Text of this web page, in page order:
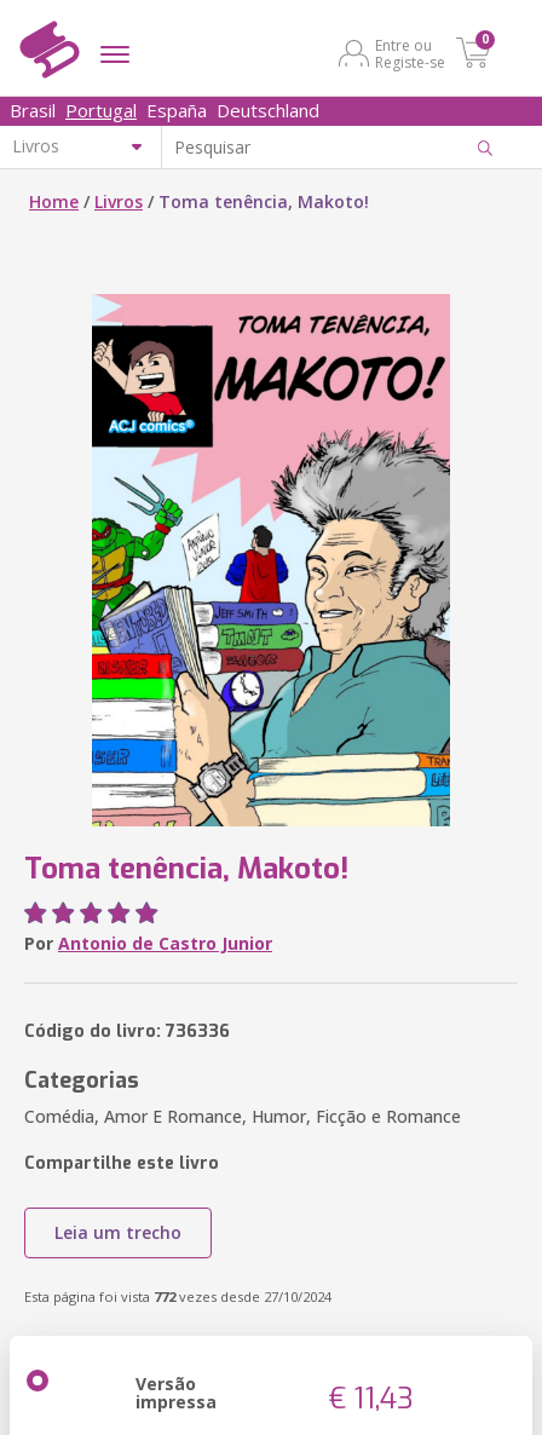
Entre ou
Registe-se
0
Brasil Portugal España Deutschland
Home / Livros / Toma tenência, Makoto!
Toma tenência, Makoto!
Por Antonio de Castro Junior
Código do livro: 736336
Categorias
Comédia, Amor E Romance, Humor, Ficção e Romance
Compartilhe este livro
Leia um trecho
Esta página foi vista 772vezes desde 27/10/2024
Versão
impressa € 11,43